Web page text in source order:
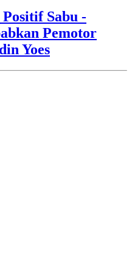
Sabu -
Pemotor
Yoes